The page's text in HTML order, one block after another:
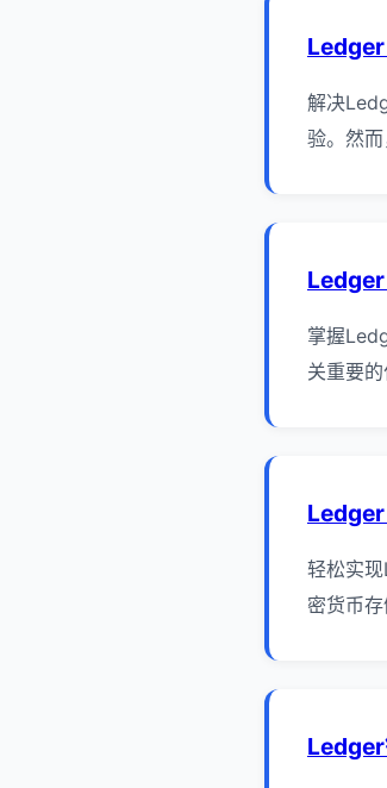
解决
验。然
Ledger
掌握
关重要
轻松实
密货币
Ledger